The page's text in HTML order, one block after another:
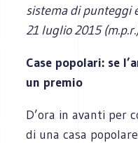
sistema di punteggi
21 luglio 2015
Case popolari: se
un premio
D’ora in avanti per
di una casa